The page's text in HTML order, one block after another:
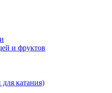
и фруктов
катания)